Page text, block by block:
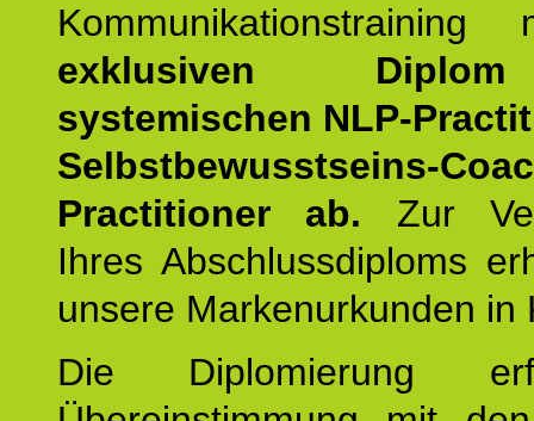
exklusiven
systemischen NLP-
Selbstbewusstseins-
Practitioner ab. Zur
Ihres Abschlussdiploms
unsere Markenurkunden in
Die Diplomierung